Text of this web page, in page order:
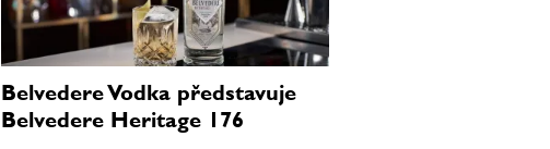
Belvedere Vodka představuje
Belvedere Heritage 176